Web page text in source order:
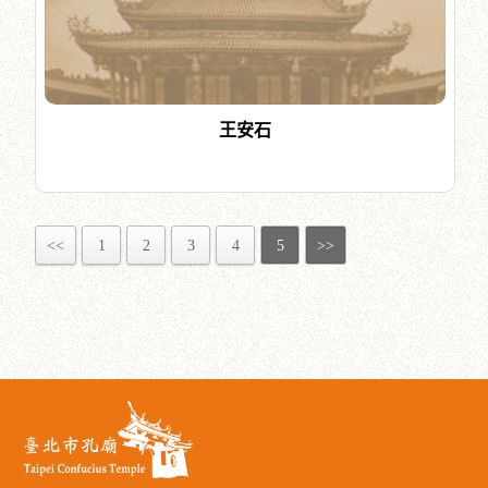
王安石
<< 1 2 3 4 5 >>